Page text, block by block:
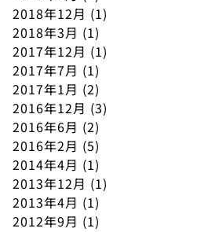
2018年12月 (1)
2018年3月 (1)
2017年12月 (1)
2017年7月 (1)
2017年1月 (2)
2016年12月 (3)
2016年6月 (2)
2016年2月 (5)
2014年4月 (1)
2013年12月 (1)
2013年4月 (1)
2012年9月 (1)